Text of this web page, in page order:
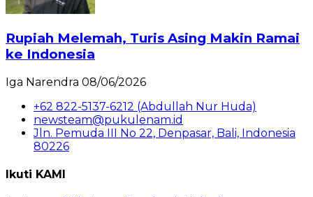
Rupiah Melemah, Turis Asing Makin Ramai
ke Indonesia
Iga Narendra 08/06/2026
+62 822-5137-6212 (Abdullah Nur Huda)
newsteam@pukulenam.id
Jln. Pemuda III No 22, Denpasar, Bali, Indonesia
80226
Ikuti KAMI